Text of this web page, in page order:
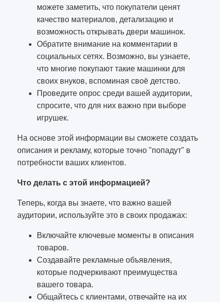
можете заметить, что покупатели ценят
качество материалов, детализацию и
возможность открывать двери машинок.
Обратите внимание на комментарии в
социальных сетях. Возможно, вы узнаете,
что многие покупают такие машинки для
своих внуков, вспоминая своё детство.
Проведите опрос среди вашей аудитории,
спросите, что для них важно при выборе
игрушек.
На основе этой информации вы сможете создать
описания и рекламу, которые точно "попадут" в
потребности ваших клиентов.
Что делать с этой информацией?
Теперь, когда вы знаете, что важно вашей
аудитории, используйте это в своих продажах:
Включайте ключевые моменты в описания
товаров.
Создавайте рекламные объявления,
которые подчеркивают преимущества
вашего товара.
Общайтесь с клиентами, отвечайте на их